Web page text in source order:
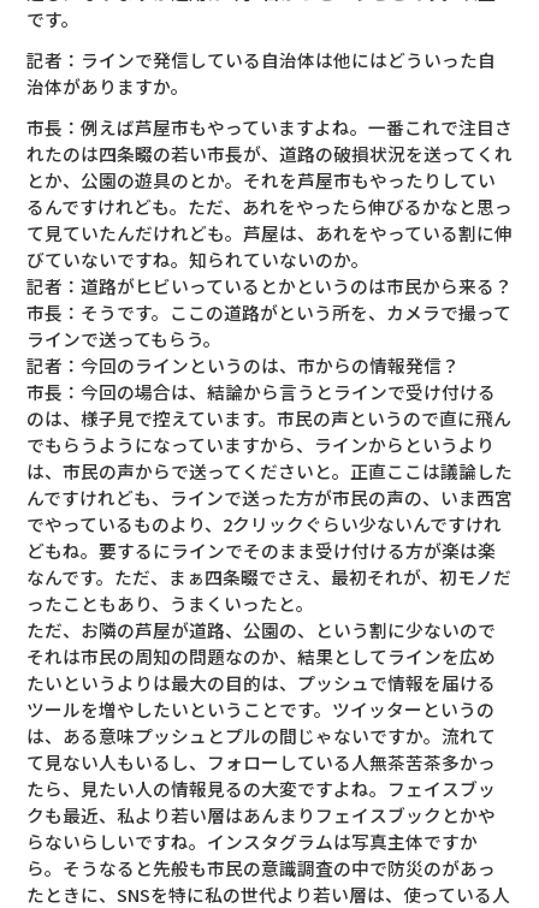
です。
記者：ラインで発信している自治体は他にはどういった自
治体がありますか。
市長：例えば芦屋市もやっていますよね。一番これで注目さ
れたのは四条畷の若い市長が、道路の破損状況を送ってくれ
とか、公園の遊具のとか。それを芦屋市もやったりしてい
るんですけれども。ただ、あれをやったら伸びるかなと思っ
て見ていたんだけれども。芦屋は、あれをやっている割に伸
びていないですね。知られていないのか。
記者：道路がヒビいっているとかというのは市民から来る？
市長：そうです。ここの道路がという所を、カメラで撮って
ラインで送ってもらう。
記者：今回のラインというのは、市からの情報発信？
市長：今回の場合は、結論から言うとラインで受け付ける
のは、様子見で控えています。市民の声というので直に飛ん
でもらうようになっていますから、ラインからというより
は、市民の声からで送ってくださいと。正直ここは議論した
んですけれども、ラインで送った方が市民の声の、いま西宮
でやっているものより、2クリックぐらい少ないんですけれ
どもね。要するにラインでそのまま受け付ける方が楽は楽
なんです。ただ、まぁ四条畷でさえ、最初それが、初モノだ
ったこともあり、うまくいったと。
ただ、お隣の芦屋が道路、公園の、という割に少ないので
それは市民の周知の問題なのか、結果としてラインを広め
たいというよりは最大の目的は、プッシュで情報を届ける
ツールを増やしたいということです。ツイッターというの
は、ある意味プッシュとプルの間じゃないですか。流れて
て見ない人もいるし、フォローしている人無茶苦茶多かっ
たら、見たい人の情報見るの大変ですよね。フェイスブッ
クも最近、私より若い層はあんまりフェイスブックとかや
らないらしいですね。インスタグラムは写真主体ですか
ら。そうなると先般も市民の意識調査の中で防災のがあっ
たときに、SNSを特に私の世代より若い層は、使っている人